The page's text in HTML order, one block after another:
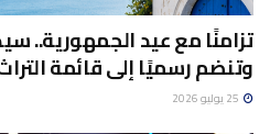
تزامنًا مع عيد الجمهورية..
وتنضم رسميًا إلى قائمة